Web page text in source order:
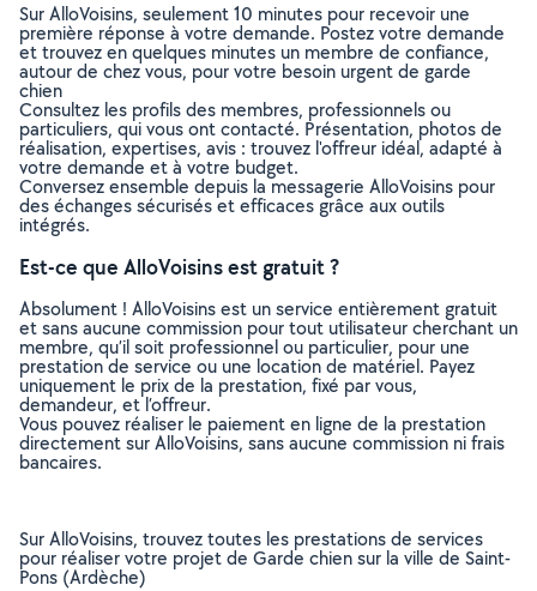
Sur AlloVoisins, seulement 10 minutes pour recevoir une
première réponse à votre demande. Postez votre demande
et trouvez en quelques minutes un membre de confiance,
autour de chez vous, pour votre besoin urgent de garde
chien
Consultez les profils des membres, professionnels ou
particuliers, qui vous ont contacté. Présentation, photos de
réalisation, expertises, avis : trouvez l'offreur idéal, adapté à
votre demande et à votre budget.
Conversez ensemble depuis la messagerie AlloVoisins pour
des échanges sécurisés et efficaces grâce aux outils
intégrés.
Est-ce que AlloVoisins est gratuit ?
Absolument ! AlloVoisins est un service entièrement gratuit
et sans aucune commission pour tout utilisateur cherchant un
membre, qu’il soit professionnel ou particulier, pour une
prestation de service ou une location de matériel. Payez
uniquement le prix de la prestation, fixé par vous,
demandeur, et l’offreur.
Vous pouvez réaliser le paiement en ligne de la prestation
directement sur AlloVoisins, sans aucune commission ni frais
bancaires.
Sur AlloVoisins, trouvez toutes les prestations de services
pour réaliser votre projet de Garde chien sur la ville de Saint-
Pons (Ardèche)